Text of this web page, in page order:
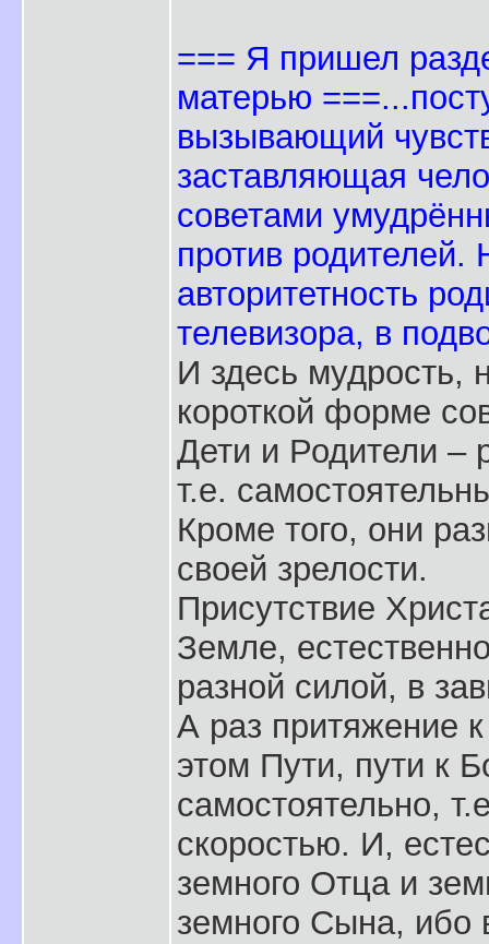
=== Я пришел
матерью
вызывающий
заставляющая
советами
против
авторитетность
телевизора, в
И здесь мудрость,
короткой форме
Дети и Родители
т.е.
Кроме того, они
своей зрелости.
Присутствие
Земле,
разной силой, в
А раз притяжение
этом Пути, пути к
самостоятельно,
скоростью. И,
земного Отца и
земного Сына,